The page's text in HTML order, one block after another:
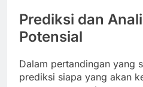
Prediksi dan
Potensial
Dalam pertandingan yang
prediksi siapa yang akan